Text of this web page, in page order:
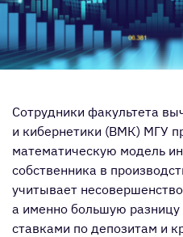
Сотрудники факультета
и кибернетики (ВМК) МГУ
математическую модель
собственника в
учитывает
а именно большую
ставками по депозитам и